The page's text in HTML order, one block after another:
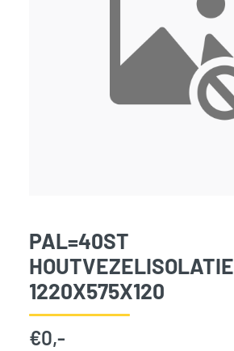
PAL=40ST
HOUTVEZELISOLATIE
1220X575X120
€0,-